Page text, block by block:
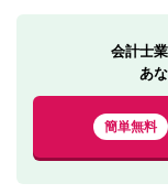
会計士
あ
簡単無料